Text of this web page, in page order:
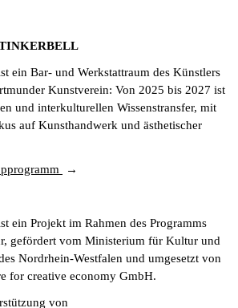
ein Bar- und Werkstattraum des Künstlers
Kunstverein: Von 2025 bis 2027 ist
und interkulturellen Wissenstransfer, mit
auf Kunsthandwerk und ästhetischer
ein Projekt im Rahmen des Programms
gefördert vom Ministerium für Kultur und
Nordrhein-Westfalen und umgesetzt von
for creative economy GmbH.
von